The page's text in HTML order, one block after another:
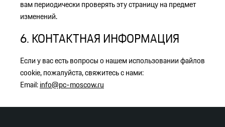
вам периодически проверять эту страницу на предмет
изменений.
6. КОНТАКТНАЯ ИНФОРМАЦИЯ
Если у вас есть вопросы о нашем использовании файлов
cookie, пожалуйста, свяжитесь с нами:
Email:info@pc-moscow.ru